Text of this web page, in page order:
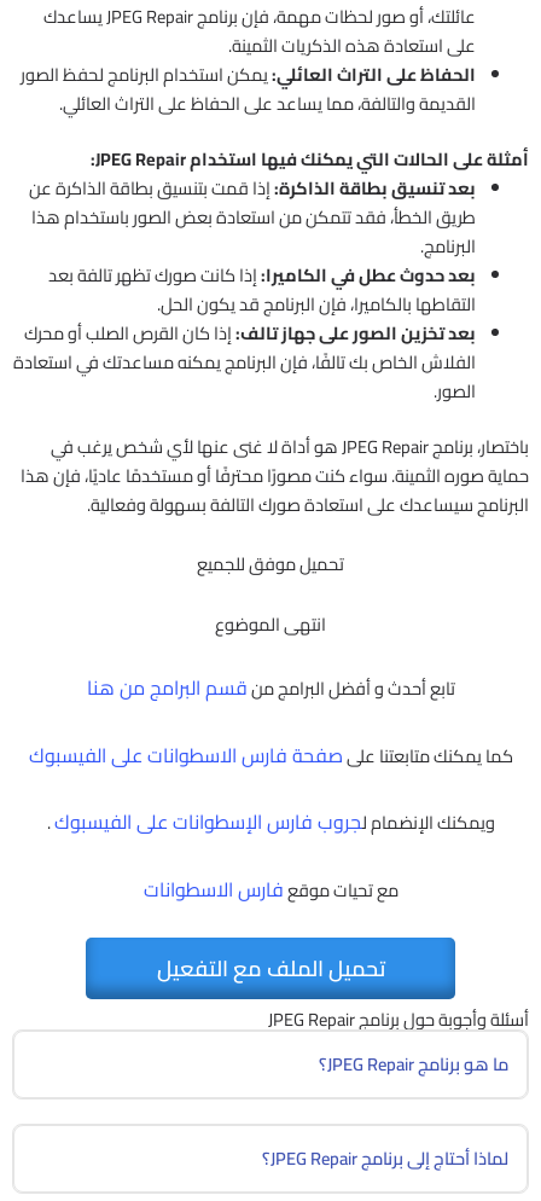
عائلتك، أو صور لحظات مهمة، فإن برنامج JPEG Repair يساعدك
على استعادة هذه الذكريات الثمينة.
الحفاظ على التراث العائلي:يمكن استخدام البرنامج لحفظ الصور
القديمة والتالفة، مما يساعد على الحفاظ على التراث العائلي.
أمثلة على الحالات التي يمكنك فيها استخدام JPEG Repair:
بعد تنسيق بطاقة الذاكرة:إذا قمت بتنسيق بطاقة الذاكرة عن
طريق الخطأ، فقد تتمكن من استعادة بعض الصور باستخدام هذا
البرنامج.
بعد حدوث عطل في الكاميرا:إذا كانت صورك تظهر تالفة بعد
التقاطها بالكاميرا، فإن البرنامج قد يكون الحل.
بعد تخزين الصور على جهاز تالف:إذا كان القرص الصلب أو محرك
الفلاش الخاص بك تالفًا، فإن البرنامج يمكنه مساعدتك في استعادة
الصور.
باختصار، برنامج JPEG Repair هو أداة لا غنى عنها لأي شخص يرغب في
حماية صوره الثمينة. سواء كنت مصورًا محترفًا أو مستخدمًا عاديًا، فإن هذا
البرنامج سيساعدك على استعادة صورك التالفة بسهولة وفعالية.
تحميل موفق للجميع
انتهى الموضوع
تابع أحدث و أفضل البرامج منقسم البرامج من هنا
كما يمكنك متابعتنا علىصفحة فارس الاسطوانات على الفيسبوك
ويمكنك الإنضمام لجروب فارس الإسطوانات على الفيسبوك.
مع تحيات موقعفارس الاسطوانات
تحميل الملف مع التفعيل
أسئلة وأجوبة حول برنامج JPEG Repair
ما هو برنامج JPEG Repair؟
لماذا أحتاج إلى برنامج JPEG Repair؟